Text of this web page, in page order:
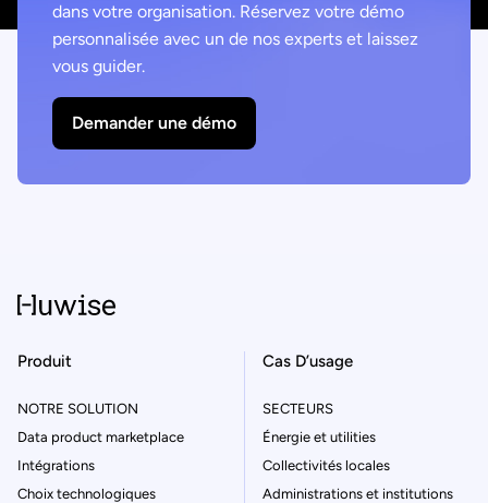
dans votre organisation. Réservez votre démo
personnalisée avec un de nos experts et laissez
vous guider.
Demander une démo
Produit
NOTRE SOLUTION
Data product marketplace
Intégrations
Choix technologiques
Cas D’usage
SECTEURS
Énergie et utilities
Collectivités locales
Administrations et institutions